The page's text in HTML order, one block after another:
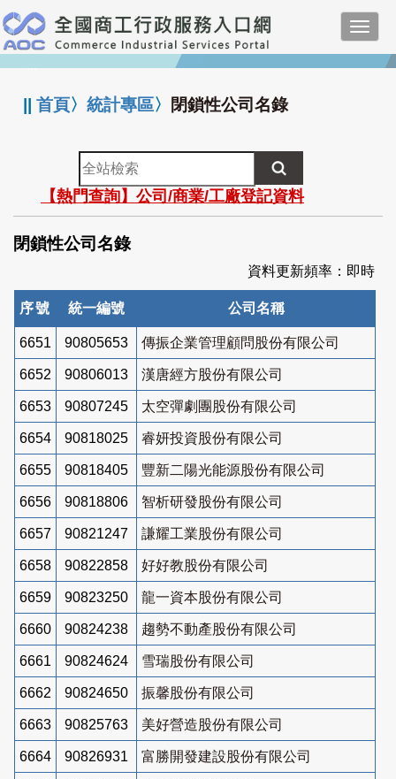
跳
到
主
要
:::
||首頁〉統計專區〉 閉鎖性公司名錄
全
站
檢
索
【熱門查詢】公司/商業/工廠登記資料
閉鎖性公司名錄
資料更新頻率：即時
序號 統一編號 公司名稱
6651 90805653 傳振企業管理顧問股份有限公司
6652 90806013 漢唐經方股份有限公司
6653 90807245 太空彈劇團股份有限公司
6654 90818025 睿妍投資股份有限公司
6655 90818405 豐新二陽光能源股份有限公司
6656 90818806 智析研發股份有限公司
6657 90821247 謙耀工業股份有限公司
6658 90822858 好好教股份有限公司
6659 90823250 龍一資本股份有限公司
6660 90824238 趨勢不動產股份有限公司
6661 90824624 雪瑞股份有限公司
6662 90824650 振馨股份有限公司
6663 90825763 美好營造股份有限公司
6664 90826931 富勝開發建設股份有限公司